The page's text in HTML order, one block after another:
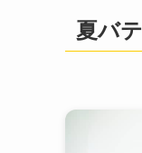
夏バテ